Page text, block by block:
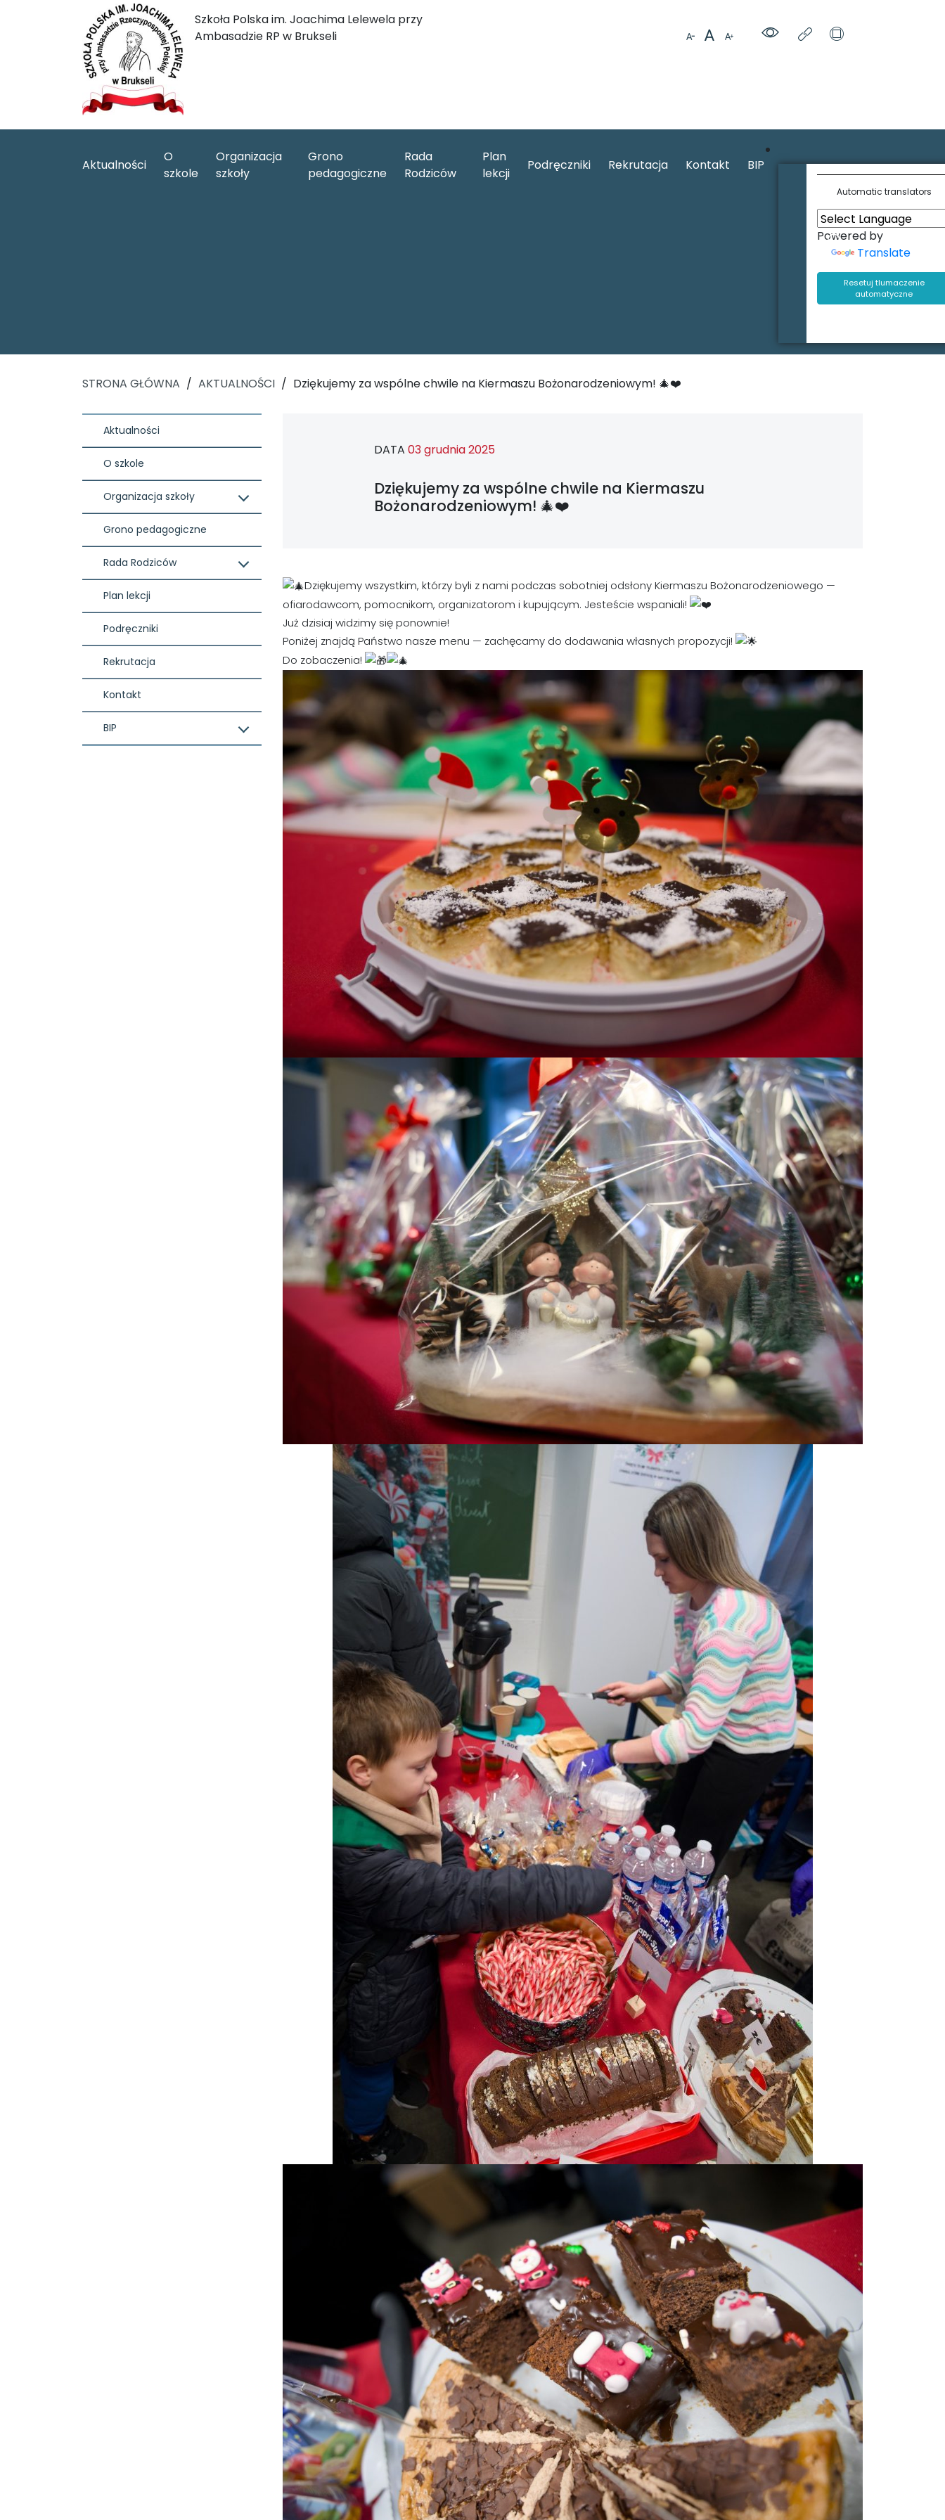
Szkoła Polska im. Joachima Lelewela przy
Ambasadzie RP w Brukseli
Aktualności
O
szkole
Organizacja
szkoły
Grono
pedagogiczne
Rada
Rodziców
Plan
lekcji
Podręczniki Rekrutacja Kontakt BIP
Automatic translators
Powered by
Translate
Resetuj tlumaczenie
automatyczne
STRONA GŁÓWNA / AKTUALNOŚCI / Dziękujemy za wspólne chwile na Kiermaszu Bożonarodzeniowym! 🎄❤️
Aktualności
O szkole
Organizacja szkoły
Grono pedagogiczne
Rada Rodziców
Plan lekcji
Podręczniki
Rekrutacja
Kontakt
BIP
DATA 03 grudnia 2025
Dziękujemy za wspólne chwile na Kiermaszu
Bożonarodzeniowym! 🎄❤️
Dziękujemy wszystkim, którzy byli z nami podczas sobotniej odsłony Kiermaszu Bożonarodzeniowego —
ofiarodawcom, pomocnikom, organizatorom i kupującym. Jesteście wspaniali!
Już dzisiaj widzimy się ponownie!
Poniżej znajdą Państwo nasze menu — zachęcamy do dodawania własnych propozycji!
Do zobaczenia!